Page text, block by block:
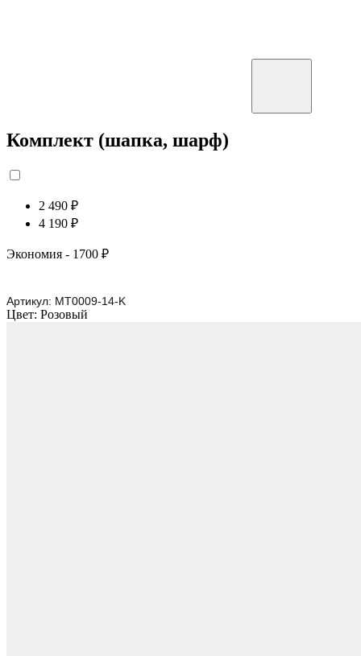
Комплект (шапка, шарф)
2 490 ₽
4 190 ₽
Экономия - 1700 ₽
Артикул: MT0009-14-K
Цвет: Розовый